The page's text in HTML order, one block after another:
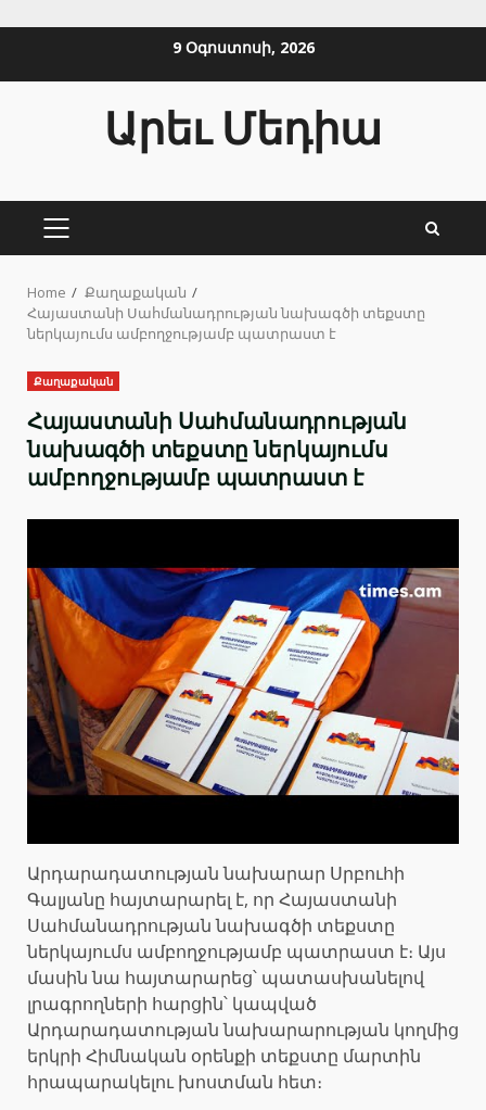
9 Օգոստոսի, 2026
Արեւ Մեդիա
PRIMARY
Home
Քաղաքական
Հայաստանի Սահմանադրության նախագծի տեքստը
ներկայումս ամբողջությամբ պատրաստ է
Քաղաքական
Հայաստանի Սահմանադրության
նախագծի տեքստը ներկայումս
ամբողջությամբ պատրաստ է
Արդարադատության նախարար Սրբուհի
Գալյանը հայտարարել է, որ Հայաստանի
Սահմանադրության նախագծի տեքստը
ներկայումս ամբողջությամբ պատրաստ է։ Այս
մասին նա հայտարարեց՝ պատասխանելով
լրագրողների հարցին՝ կապված
Արդարադատության նախարարության կողմից
երկրի Հիմնական օրենքի տեքստը մարտին
հրապարակելու խոստման հետ։